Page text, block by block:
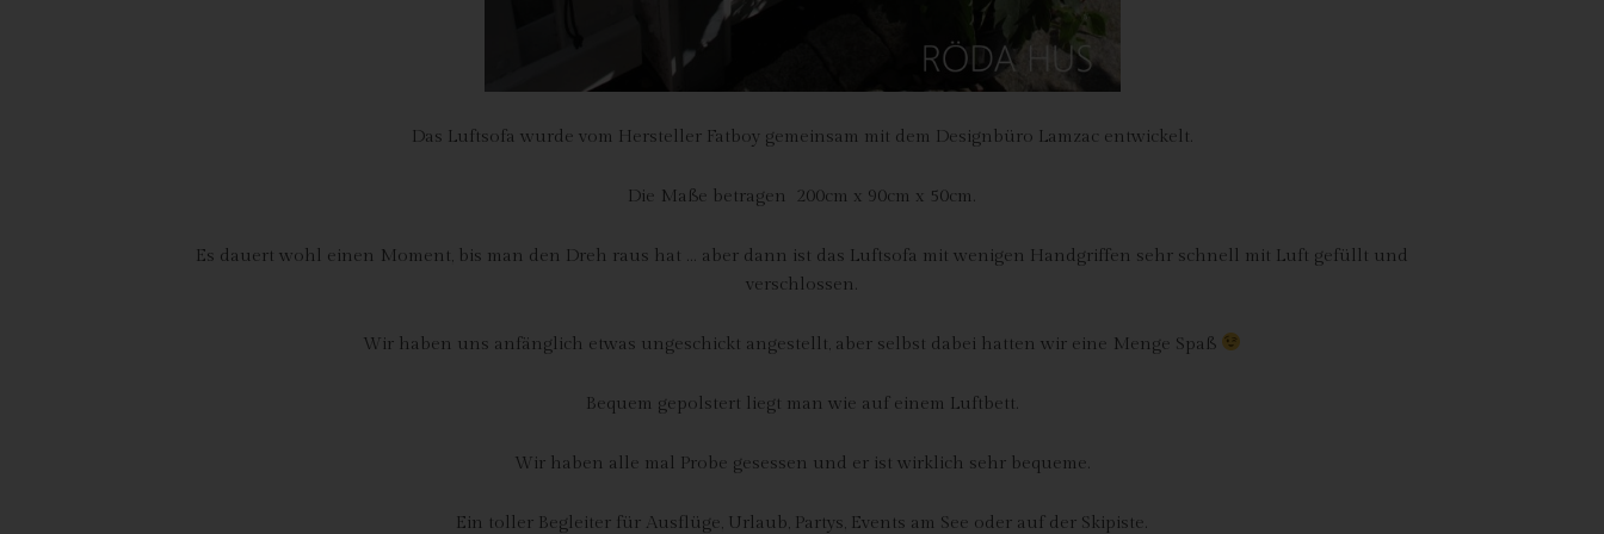
Das Luftsofa wurde vom Hersteller Fatboy gemeinsam mit dem Designbüro Lamzac entwickelt.
Die Maße betragen 200cm x 90cm x 50cm.
Es dauert wohl einen Moment, bis man den Dreh raus hat … aber dann ist das Luftsofa mit wenigen Handgriffen sehr schnell mit Luft gefüllt und
verschlossen.
Wir haben uns anfänglich etwas ungeschickt angestellt, aber selbst dabei hatten wir eine Menge Spaß
Bequem gepolstert liegt man wie auf einem Luftbett.
Wir haben alle mal Probe gesessen und er ist wirklich sehr bequeme.
Ein toller Begleiter für Ausflüge, Urlaub, Partys, Events am See oder auf der Skipiste.
Verantwortlicher im Sinne der Datenschutz-Grundverordnung, sonstiger in
den Mitgliedstaaten der Europäischen Union geltenden Datenschutzgesetze
und anderer Bestimmungen mit datenschutzrechtlichem Charakter ist:
Beckedorfer Straße 9a
E-Mail:
über einen Internetbrowser auf einem Computersystem abgelegt und